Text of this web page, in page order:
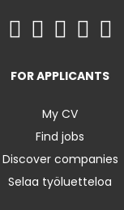
FOR APPLICANTS
My CV
Find jobs
Discover companies
Selaa työluetteloa